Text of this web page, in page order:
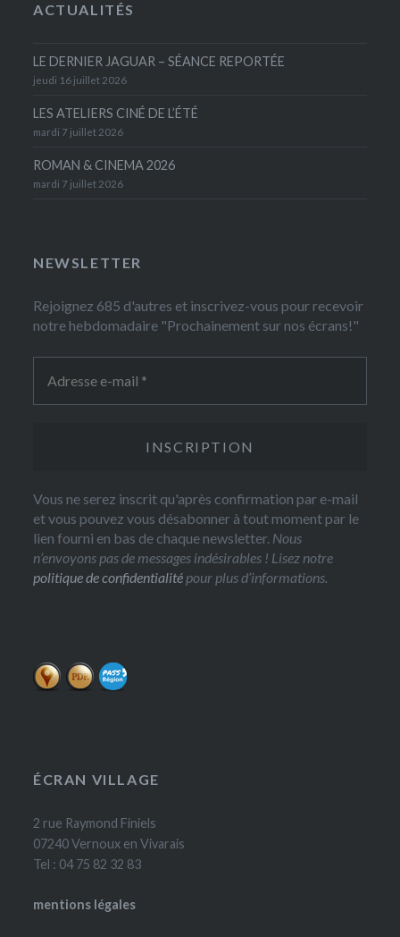
ACTUALITÉS
LE DERNIER JAGUAR – SÉANCE REPORTÉE
jeudi 16 juillet 2026
LES ATELIERS CINÉ DE L’ÉTÉ
mardi 7 juillet 2026
ROMAN & CINEMA 2026
mardi 7 juillet 2026
NEWSLETTER
Rejoignez 685 d'autres et inscrivez-vous pour recevoir
notre hebdomadaire "Prochainement sur nos écrans!"
Vous ne serez inscrit qu'après confirmation par e-mail
et vous pouvez vous désabonner à tout moment par le
lien fourni en bas de chaque newsletter. Nous
n’envoyons pas de messages indésirables ! Lisez notre
politique de confidentialité pour plus d’informations.
ÉCRAN VILLAGE
2 rue Raymond Finiels
07240 Vernoux en Vivarais
Tel : 04 75 82 32 83
mentions légales